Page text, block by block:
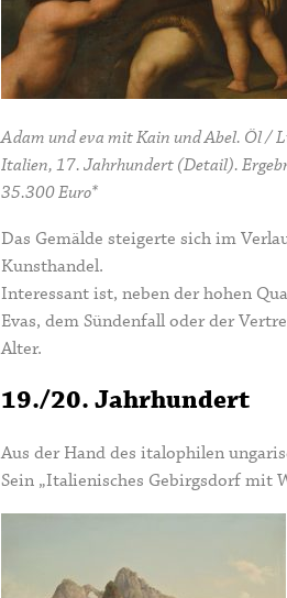
Adam und eva mit Kain und Abel. Öl /
Italien, 17. Jahrhundert (Detail).
35.300 Euro*
Das Gemälde steigerte sich im
Kunsthandel.
Interessant ist, neben der hohen
Evas, dem Sündenfall oder der
Alter.
19./20. Jahrhundert
Aus der Hand des italophilen
Sein „Italienisches Gebirgsdorf mit